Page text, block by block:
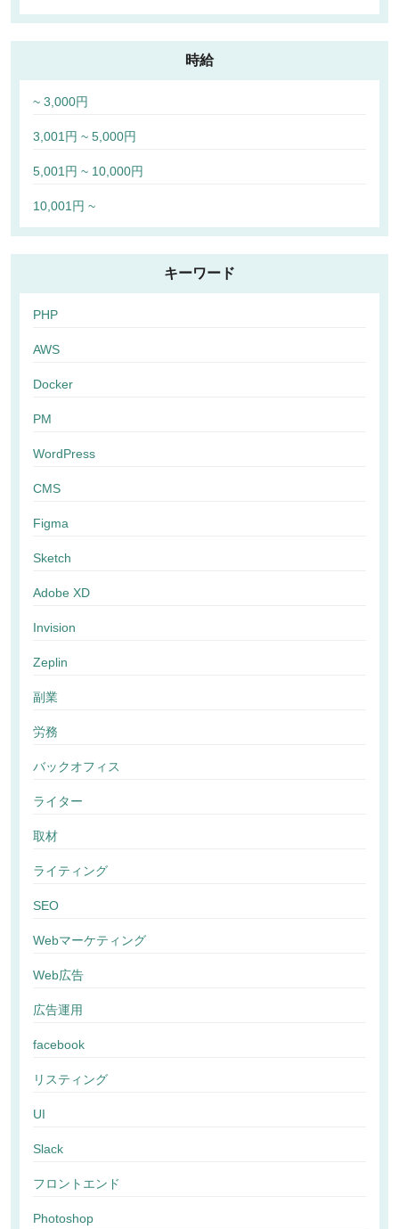
時給
~ 3,000円
3,001円 ~ 5,000円
5,001円 ~ 10,000円
10,001円 ~
キーワード
PHP
AWS
Docker
PM
WordPress
CMS
Figma
Sketch
Adobe XD
Invision
Zeplin
副業
労務
バックオフィス
ライター
取材
ライティング
SEO
Webマーケティング
Web広告
広告運用
facebook
リスティング
UI
Slack
フロントエンド
Photoshop